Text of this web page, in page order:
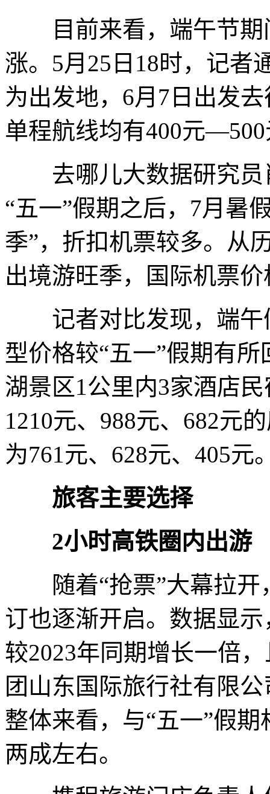
目前来看，端午节期
涨。5月25日18时，记者
为出发地，6月7日出发
单程航线均有400元
去哪儿大数据研究员
“五一”假期之后，7月暑
季”，折扣机票较多。从
出境游旺季，国际机票
记者对比发现，端午
型价格较“五一”假期有
湖景区1公里内3家酒店
1210元、988元、682元
为761元、628元、405元
旅客主要选择
2小时高铁圈内出游
随着“抢票”大幕拉开
订也逐渐开启。数据显
较2023年同期增长一倍
团山东国际旅行社有限
整体来看，与“五一”假
两成左右。